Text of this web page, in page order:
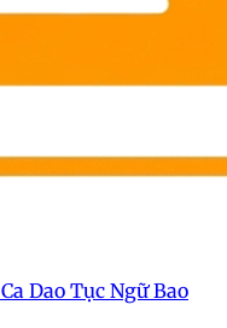
Ca Dao Tục NgữBao